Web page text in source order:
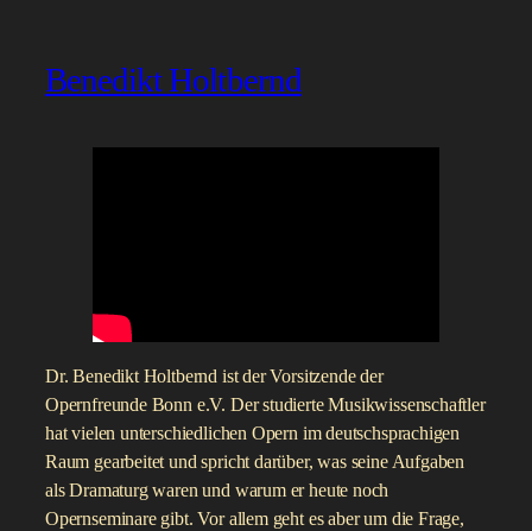
Benedikt Holtbernd
Dr. Benedikt Holtbernd ist der Vorsitzende der
Opernfreunde Bonn e.V. Der studierte Musikwissenschaftler
hat vielen unterschiedlichen Opern im deutschsprachigen
Raum gearbeitet und spricht darüber, was seine Aufgaben
als Dramaturg waren und warum er heute noch
Opernseminare gibt. Vor allem geht es aber um die Frage,